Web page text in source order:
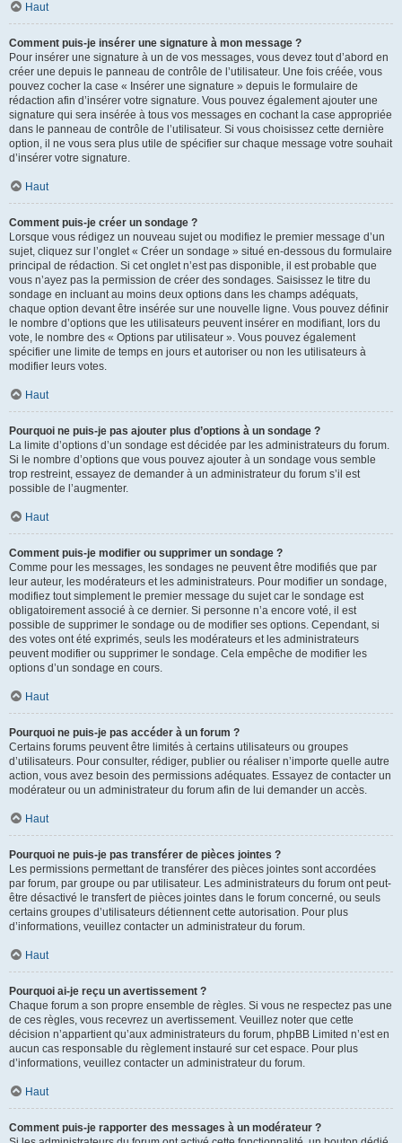
Haut
Comment puis-je insérer une signature à mon message ?
Pour insérer une signature à un de vos messages, vous devez tout d’abord en
créer une depuis le panneau de contrôle de l’utilisateur. Une fois créée, vous
pouvez cocher la case « Insérer une signature » depuis le formulaire de
rédaction afin d’insérer votre signature. Vous pouvez également ajouter une
signature qui sera insérée à tous vos messages en cochant la case appropriée
dans le panneau de contrôle de l’utilisateur. Si vous choisissez cette dernière
option, il ne vous sera plus utile de spécifier sur chaque message votre souhait
d’insérer votre signature.
Haut
Comment puis-je créer un sondage ?
Lorsque vous rédigez un nouveau sujet ou modifiez le premier message d’un
sujet, cliquez sur l’onglet « Créer un sondage » situé en-dessous du formulaire
principal de rédaction. Si cet onglet n’est pas disponible, il est probable que
vous n’ayez pas la permission de créer des sondages. Saisissez le titre du
sondage en incluant au moins deux options dans les champs adéquats,
chaque option devant être insérée sur une nouvelle ligne. Vous pouvez définir
le nombre d’options que les utilisateurs peuvent insérer en modifiant, lors du
vote, le nombre des « Options par utilisateur ». Vous pouvez également
spécifier une limite de temps en jours et autoriser ou non les utilisateurs à
modifier leurs votes.
Haut
Pourquoi ne puis-je pas ajouter plus d’options à un sondage ?
La limite d’options d’un sondage est décidée par les administrateurs du forum.
Si le nombre d’options que vous pouvez ajouter à un sondage vous semble
trop restreint, essayez de demander à un administrateur du forum s’il est
possible de l’augmenter.
Haut
Comment puis-je modifier ou supprimer un sondage ?
Comme pour les messages, les sondages ne peuvent être modifiés que par
leur auteur, les modérateurs et les administrateurs. Pour modifier un sondage,
modifiez tout simplement le premier message du sujet car le sondage est
obligatoirement associé à ce dernier. Si personne n’a encore voté, il est
possible de supprimer le sondage ou de modifier ses options. Cependant, si
des votes ont été exprimés, seuls les modérateurs et les administrateurs
peuvent modifier ou supprimer le sondage. Cela empêche de modifier les
options d’un sondage en cours.
Haut
Pourquoi ne puis-je pas accéder à un forum ?
Certains forums peuvent être limités à certains utilisateurs ou groupes
d’utilisateurs. Pour consulter, rédiger, publier ou réaliser n’importe quelle autre
action, vous avez besoin des permissions adéquates. Essayez de contacter un
modérateur ou un administrateur du forum afin de lui demander un accès.
Haut
Pourquoi ne puis-je pas transférer de pièces jointes ?
Les permissions permettant de transférer des pièces jointes sont accordées
par forum, par groupe ou par utilisateur. Les administrateurs du forum ont peut-
être désactivé le transfert de pièces jointes dans le forum concerné, ou seuls
certains groupes d’utilisateurs détiennent cette autorisation. Pour plus
d’informations, veuillez contacter un administrateur du forum.
Haut
Pourquoi ai-je reçu un avertissement ?
Chaque forum a son propre ensemble de règles. Si vous ne respectez pas une
de ces règles, vous recevrez un avertissement. Veuillez noter que cette
décision n’appartient qu’aux administrateurs du forum, phpBB Limited n’est en
aucun cas responsable du règlement instauré sur cet espace. Pour plus
d’informations, veuillez contacter un administrateur du forum.
Haut
Comment puis-je rapporter des messages à un modérateur ?